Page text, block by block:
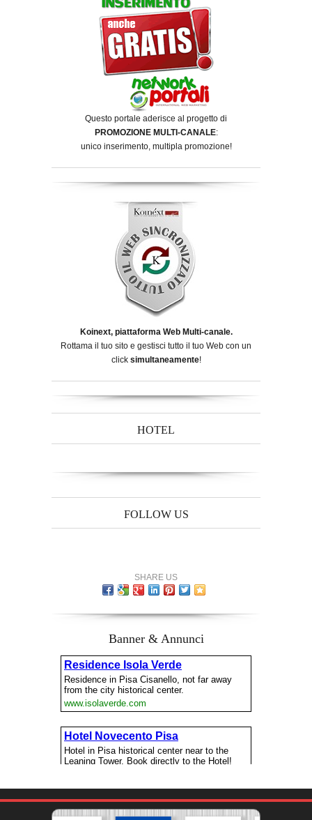
Questo portale aderisce al progetto di
PROMOZIONE MULTI-CANALE:
unico inserimento, multipla promozione!
Koinext, piattaforma Web Multi-canale.
Rottama il tuo sito e gestisci tutto il tuo Web con un
click simultaneamente!
HOTEL
FOLLOW US
SHARE US
Banner & Annunci